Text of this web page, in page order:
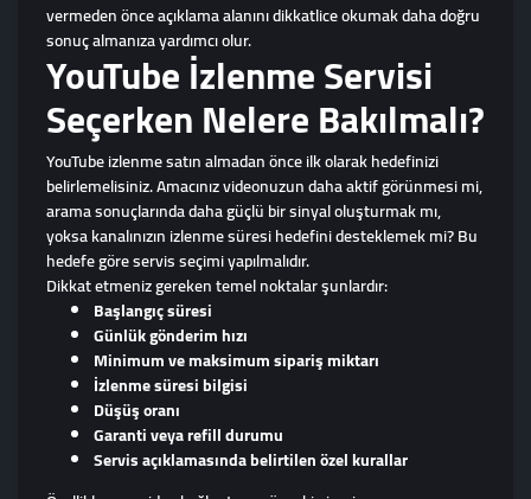
vermeden önce açıklama alanını dikkatlice okumak daha doğru
sonuç almanıza yardımcı olur.
YouTube İzlenme Servisi
Seçerken Nelere Bakılmalı?
YouTube izlenme satın almadan önce ilk olarak hedefinizi
belirlemelisiniz. Amacınız videonuzun daha aktif görünmesi mi,
arama sonuçlarında daha güçlü bir sinyal oluşturmak mı,
yoksa kanalınızın izlenme süresi hedefini desteklemek mi? Bu
hedefe göre servis seçimi yapılmalıdır.
Dikkat etmeniz gereken temel noktalar şunlardır:
Başlangıç süresi
Günlük gönderim hızı
Minimum ve maksimum sipariş miktarı
İzlenme süresi bilgisi
Düşüş oranı
Garanti veya refill durumu
Servis açıklamasında belirtilen özel kurallar